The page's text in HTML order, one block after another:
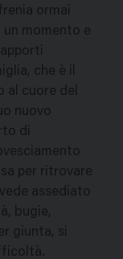
ormai
momento e
che è il
al cuore del
nuovo
di
per ritrovare
assediato
bugie,
giunta, si